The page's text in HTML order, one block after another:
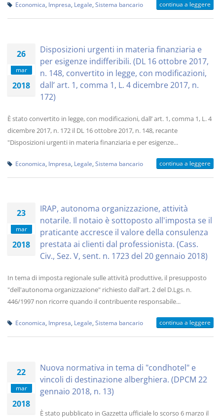
Economica Impresa Legale Sistema bancario continua a leggere
26
mar
2018
Disposizioni urgenti in materia finanziaria e
per esigenze indifferibili. (DL 16 ottobre 2017,
n. 148, convertito in legge, con modificazioni,
dall’ art. 1, comma 1, L. 4 dicembre 2017, n.
172)
È stato convertito in legge, con modificazioni, dall’ art. 1, comma 1, L. 4
dicembre 2017, n. 172 il DL 16 ottobre 2017, n. 148, recante
"Disposizioni urgenti in materia finanziaria e per esigenze...
Economica Impresa Legale Sistema bancario continua a leggere
23
mar
2018
IRAP, autonoma organizzazione, attività
notarile. Il notaio è sottoposto all'imposta se il
praticante accresce il valore della consulenza
prestata ai clienti dal professionista. (Cass.
Civ., Sez. V, sent. n. 1723 del 20 gennaio 2018)
In tema di imposta regionale sulle attività produttive, il presupposto
"dell'autonoma organizzazione" richiesto dall'art. 2 del D.Lgs. n.
446/1997 non ricorre quando il contribuente responsabile...
Economica Impresa Legale Sistema bancario continua a leggere
22
mar
2018
Nuova normativa in tema di "condhotel" e
vincoli di destinazione alberghiera. (DPCM 22
gennaio 2018, n. 13)
È stato pubblicato in Gazzetta ufficiale lo scorso 6 marzo il